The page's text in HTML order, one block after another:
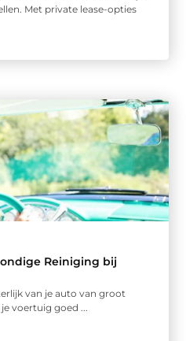
Met private lease-opties
Reiniging bij
van je auto van groot
voertuig goed ...